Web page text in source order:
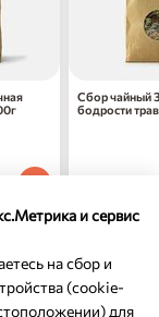
и сервис
на сбор и
(cookie-
для
Сбор чайный
бодрости